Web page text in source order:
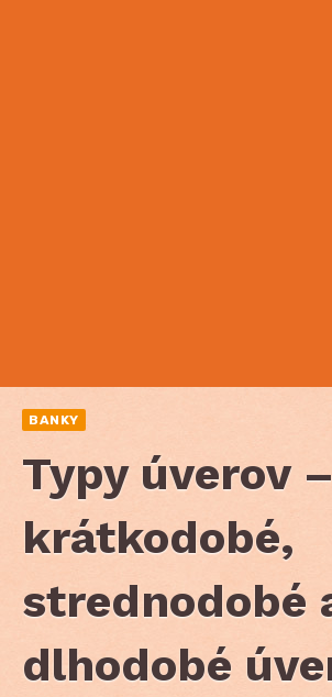
BANKY
Typy úverov –
krátkodobé,
strednodobé
dlhodobé